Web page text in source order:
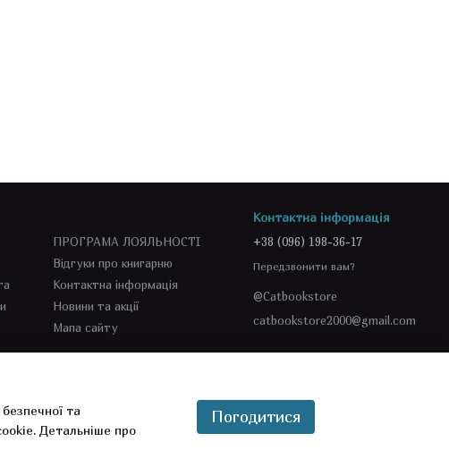
ПРОГРАМА ЛОЯЛЬНОСТІ
Відгуки про книгарню
Контактна інформація
Новини та акції
Мапа сайту
Контактна інформація
+38 (096) 198-36-17
Передзвонити вам?
@Catbookstore
catbookstore2000@gmail.com
та
Детальніше про
Погодитися